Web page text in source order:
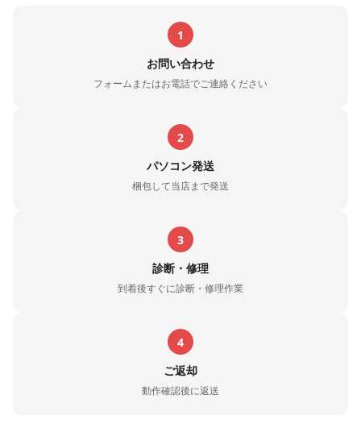
1
お問い合わせ
フォームまたはお電話でご連絡ください
2
パソコン発送
梱包して当店まで発送
3
診断・修理
到着後すぐに診断・修理作業
4
ご返却
動作確認後に返送